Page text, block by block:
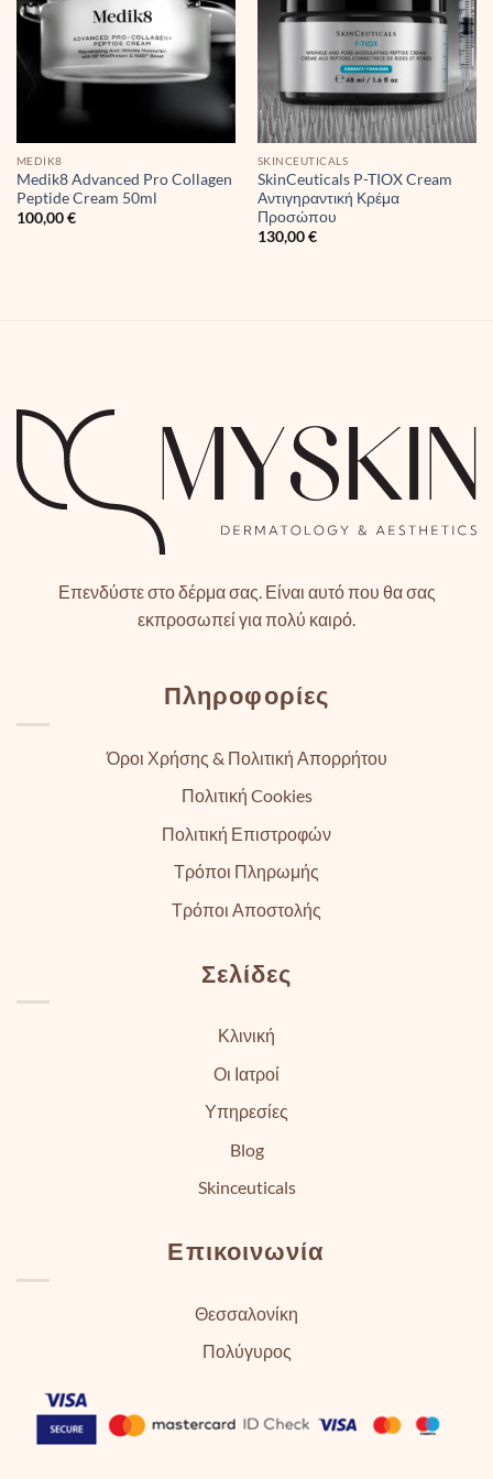
MEDIK8
Medik8 Advanced Pro Collagen
Peptide Cream 50ml
100,00€
SKINCEUTICALS
SkinCeuticals P-TIOX Cream
Αντιγηραντική Κρέμα
Προσώπου
130,00€
Επενδύστε στο δέρμα σας. Είναι αυτό που θα σας
εκπροσωπεί για πολύ καιρό.
Πληροφορίες
Όροι Χρήσης & Πολιτική Απορρήτου
Πολιτική Cookies
Πολιτική Επιστροφών
Τρόποι Πληρωμής
Τρόποι Αποστολής
Σελίδες
Κλινική
Οι Ιατροί
Υπηρεσίες
Blog
Skinceuticals
Επικοινωνία
Θεσσαλονίκη
Πολύγυρος